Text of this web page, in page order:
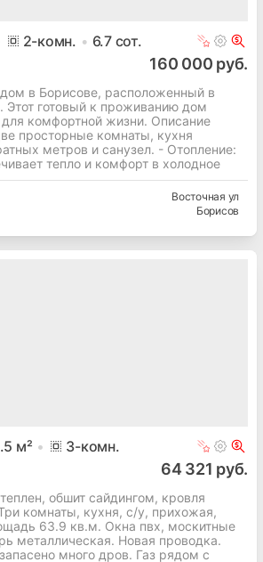
2-комн. 6.7сот.
160 000 руб.
в Борисове, расположенный в
Этот готовый к проживанию дом
для комфортной жизни. Описание
просторные комнаты, кухня
метров и санузел. - Отопление:
тепло и комфорт в холодное
Восточная ул
Борисов
м² 3-комн.
64 321 руб.
обшит сайдингом, кровля
комнаты, кухня, с/у, прихожая,
63.9 кв.м. Окна пвх, москитные
металлическая. Новая проводка.
много дров. Газ рядом с